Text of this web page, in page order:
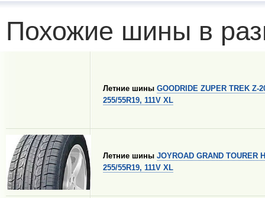
Похожие шины в
Летние шины GOODRIDE ZUPER TREK Z-
255/55R19, 111V XL
Летние шины JOYROAD GRAND TOURER
255/55R19, 111V XL